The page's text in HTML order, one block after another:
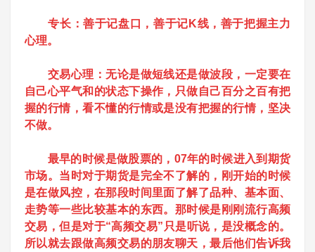
专长：善于记盘口，善于记K线，善于把握主力
心理。
交易心理：无论是做短线还是做波段，一定要在
自己心平气和的状态下操作，只做自己百分之百有把
握的行情，看不懂的行情或是没有把握的行情，坚决
不做。
最早的时候是做股票的，07年的时候进入到期货
市场。当时对于期货是完全不了解的，刚开始的时候
是在做风控，在那段时间里面了解了品种、基本面、
走势等一些比较基本的东西。那时候是刚刚流行高频
交易，但是对于“高频交易”只是听说，是没概念的。
所以就去跟做高频交易的朋友聊天，最后他们告诉我